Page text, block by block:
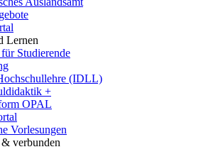
Lernen
Studierende
(IDLL)
+
OPAL
Vorlesungen
verbunden